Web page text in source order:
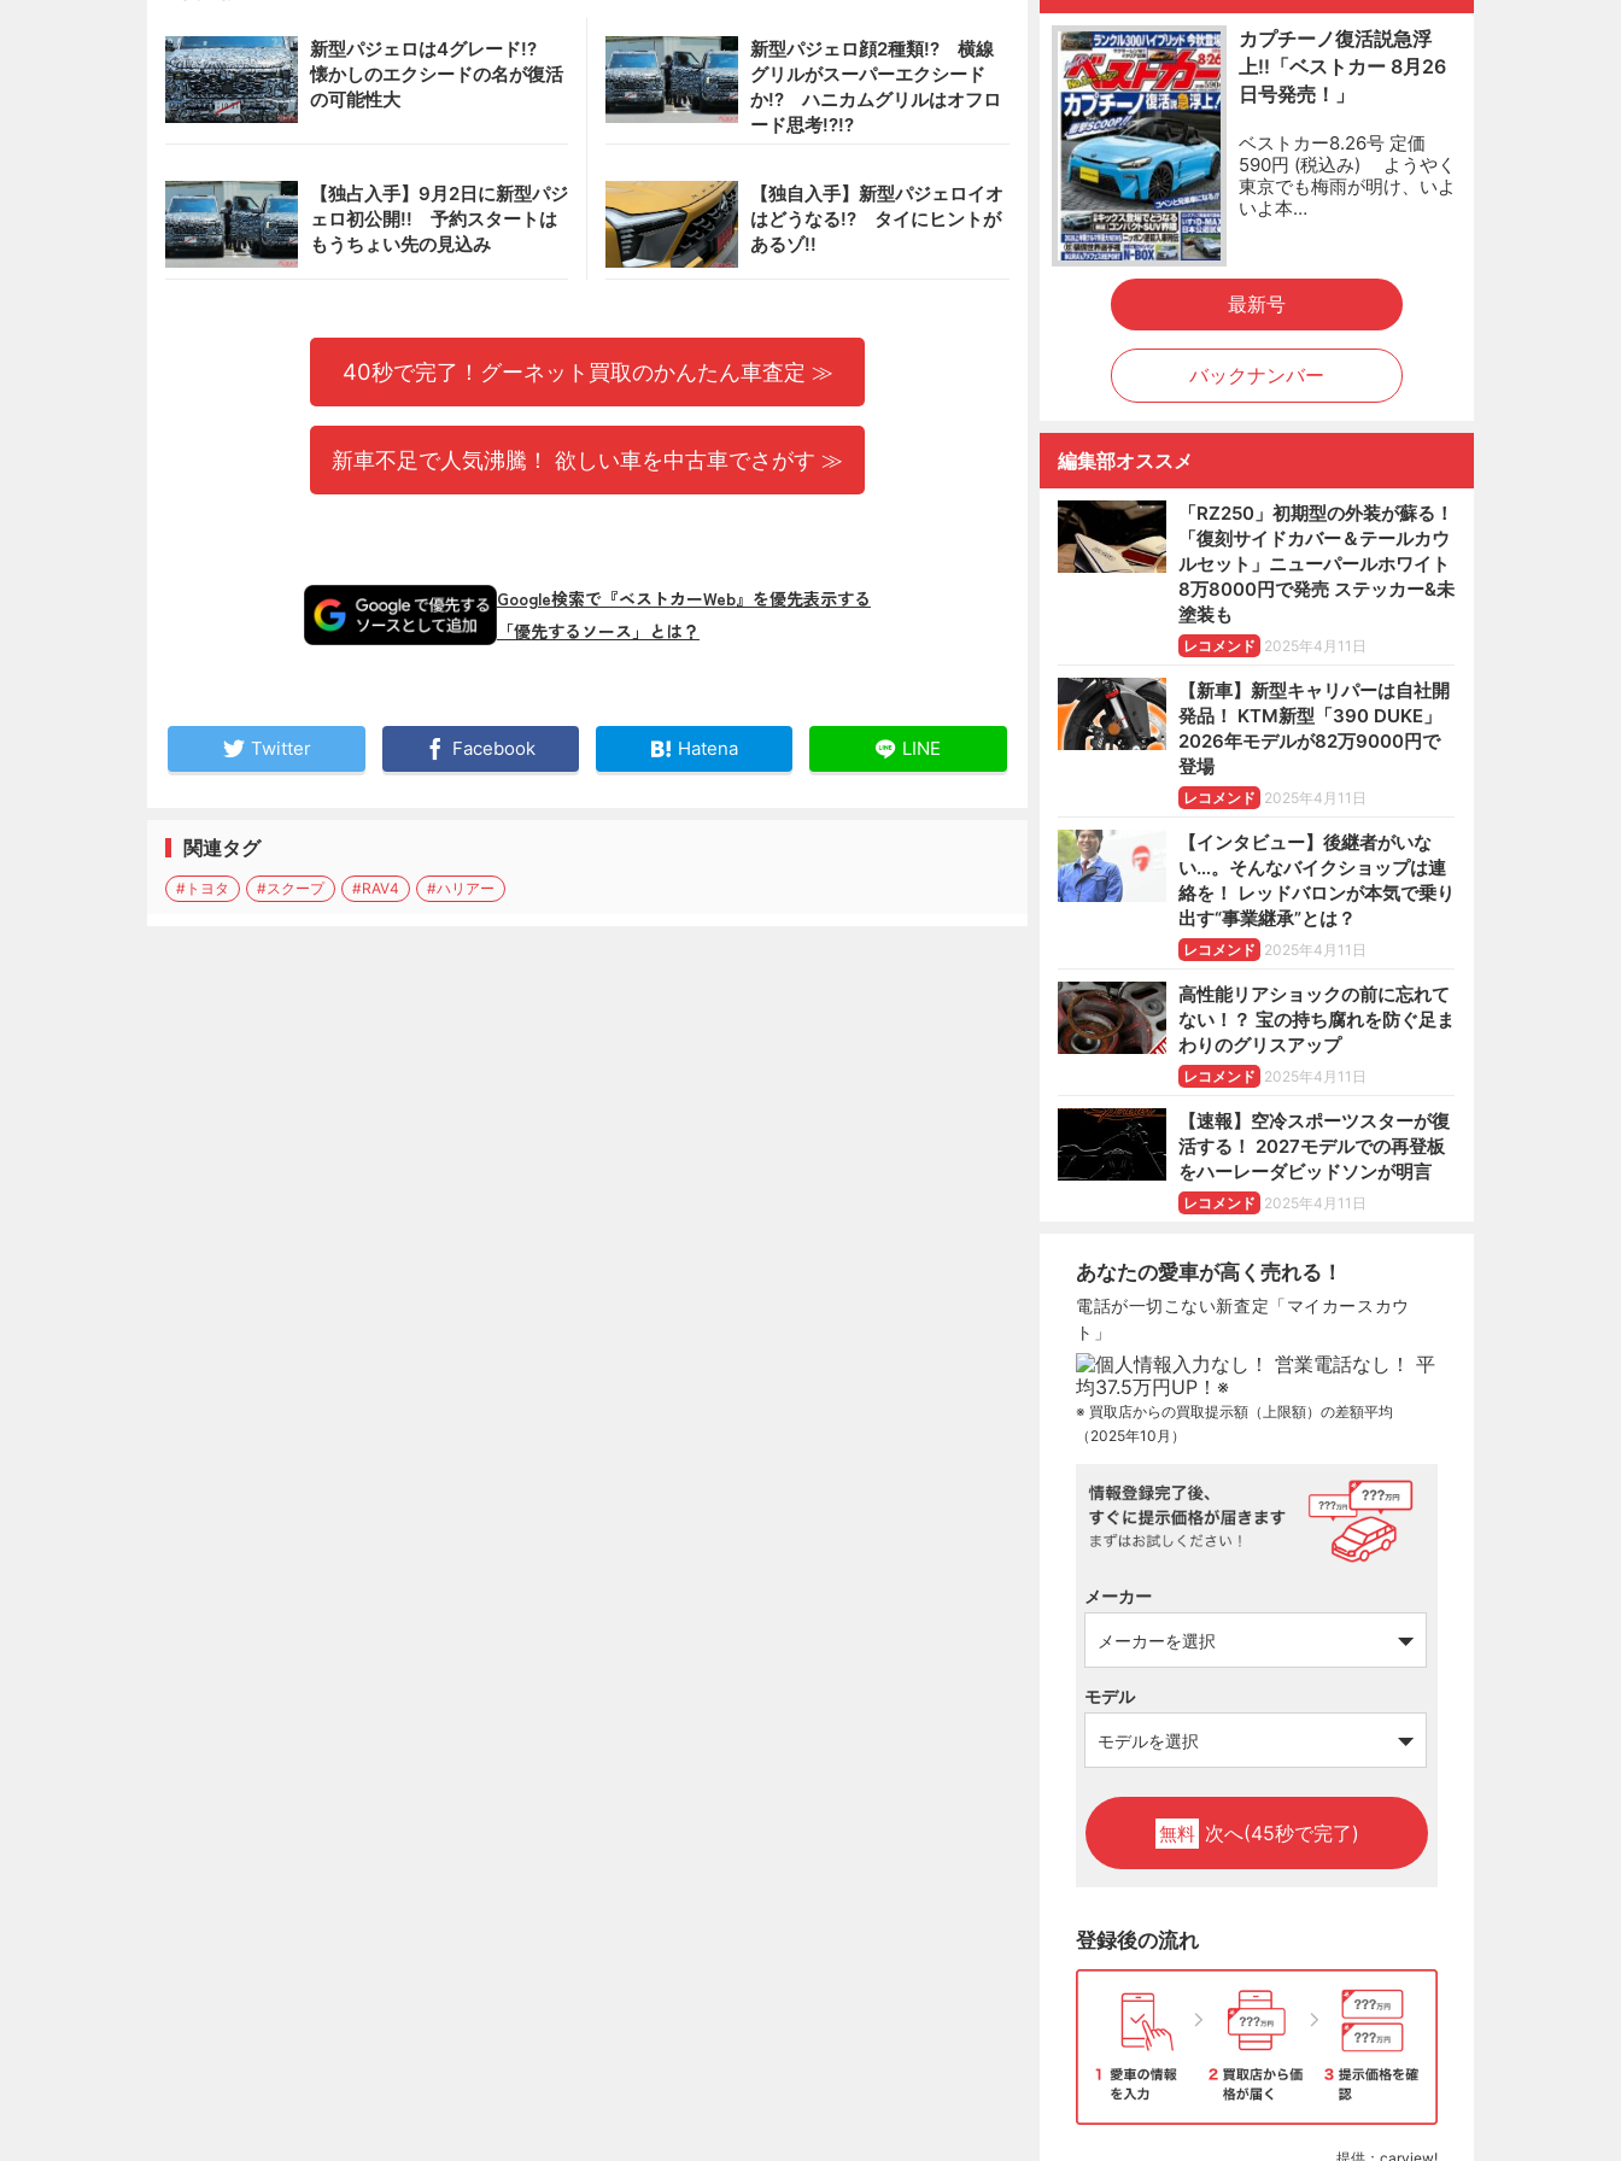
新型パジェロは4グレード!?
懐かしのエクシードの名が復活
の可能性大
新型パジェロ顔2種類!? 横線
グリルがスーパーエクシード
か!? ハニカムグリルはオフロ
ード思考!?!?
【独占入手】9月2日に新型パジ
ェロ初公開!! 予約スタートは
もうちょい先の見込み
【独自入手】新型パジェロイオ
はどうなる!? タイにヒントが
あるゾ!!
40秒で完了！グーネット買取のかんたん車査定 ≫
新車不足で人気沸騰！ 欲しい車を中古車でさがす ≫
Google検索で『ベストカーWeb』を優先表示する
「優先するソース」とは？
Twitter Facebook Hatena LINE
関連タグ
#トヨタ #スクープ #RAV4 #ハリアー
カプチーノ復活説急浮
上!!「ベストカー 8月26
日号発売！」
ベストカー8.26号 定価
590円 (税込み) ようやく
東京でも梅雨が明け、いよ
いよ本…
最新号
バックナンバー
編集部オススメ
「RZ250」初期型の外装が蘇る！
「復刻サイドカバー＆テールカウ
ルセット」ニューパールホワイト
8万8000円で発売 ステッカー&未
塗装も
レコメンド 2025年4月11日
【新車】新型キャリパーは自社開
発品！ KTM新型「390 DUKE」
2026年モデルが82万9000円で
登場
レコメンド 2025年4月11日
【インタビュー】後継者がいな
い…。そんなバイクショップは連
絡を！ レッドバロンが本気で乗り
出す“事業継承”とは？
レコメンド 2025年4月11日
高性能リアショックの前に忘れて
ない！？ 宝の持ち腐れを防ぐ足ま
わりのグリスアップ
レコメンド 2025年4月11日
【速報】空冷スポーツスターが復
活する！ 2027モデルでの再登板
をハーレーダビッドソンが明言
レコメンド 2025年4月11日
あなたの愛車が高く売れる！
電話が一切こない新査定「マイカースカウ
ト」
※ 買取店からの買取提示額（上限額）の差額平均
（2025年10月）
メーカー
モデル
無料 次へ(45秒で完了)
登録後の流れ